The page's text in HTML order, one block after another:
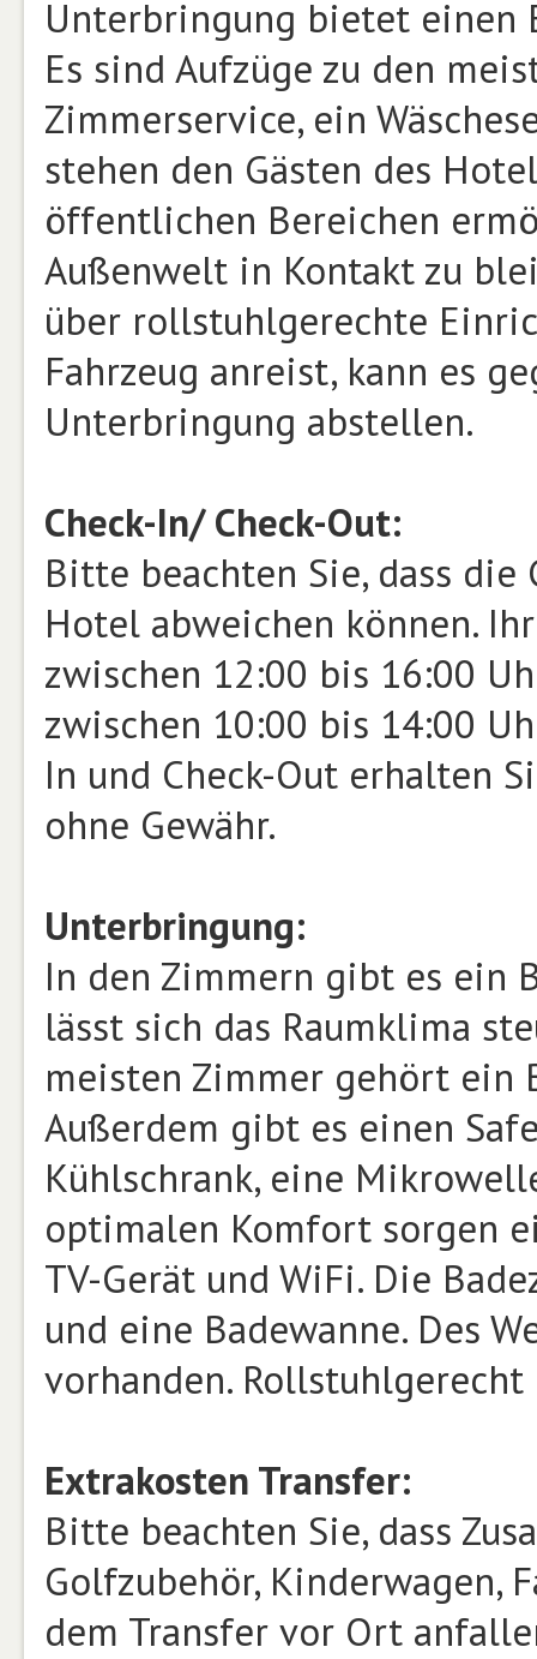
Unterbringung bietet einen
Es sind Aufzüge zu den
Zimmerservice, ein
stehen den Gästen des
öffentlichen Bereichen
Außenwelt in Kontakt zu
über rollstuhlgerechte
Fahrzeug anreist, kann es
Unterbringung abstellen.
Check-In/ Check-Out:
Bitte beachten Sie, dass die
Hotel abweichen können.
zwischen 12:00 bis 16:00
zwischen 10:00 bis 14:00
In und Check-Out erhalten
ohne Gewähr.
Unterbringung:
In den Zimmern gibt es ein
lässt sich das Raumklima
meisten Zimmer gehört ein
Außerdem gibt es einen
Kühlschrank, eine
optimalen Komfort sorgen
TV-Gerät und WiFi. Die
und eine Badewanne. Des
vorhanden.
Extrakosten Transfer:
Bitte beachten Sie, dass
Golfzubehör, Kinderwagen,
dem Transfer vor Ort